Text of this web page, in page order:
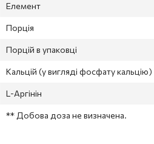
Елемент
Порція
Порцій в упаковці
Кальцій (у вигляді фосфату кальцію)
L-Аргінін
** Добова доза не визначена.